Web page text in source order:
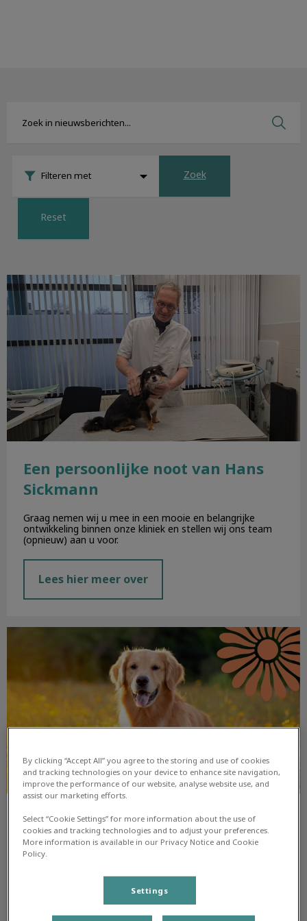
Filteren met Zoek
Reset
Een persoonlijke noot van Hans Sickmann
Een persoonlijke noot van Hans
Sickmann
Graag nemen wij u mee in een mooie en belangrijke
ontwikkeling binnen onze kliniek en stellen wij ons team
(opnieuw) aan u voor.
Lees hier meer over
De zomerchecklist voor je
huisdier
vakantie, naar een pension of blijft het thuis. Wat je ook
doet, een goede voorbereiding is belangrijk en geeft rust.
By clicking “Accept All” you agree to the storing and use of cookies
and tracking technologies on your device to enhance site navigation,
improve the performance of our website, analyse website use, and
assist our marketing efforts.
Select “Cookie Settings” for more information about the use of
cookies and tracking technologies and to adjust your preferences.
More information is available in our Privacy Notice and Cookie
Policy.
Settings